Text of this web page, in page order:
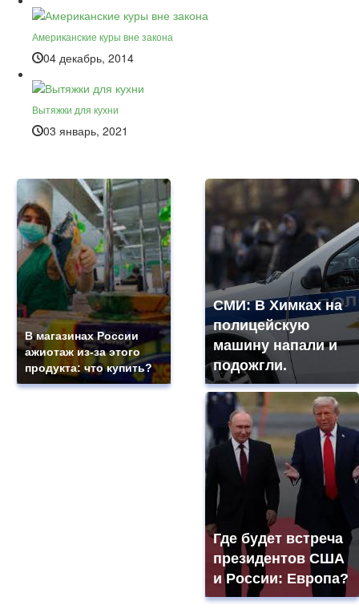
Американские куры вне закона
04 декабрь, 2014
Вытяжки для кухни
03 январь, 2021
В магазинах России
ажиотаж из-за этого
продукта: что купить?
СМИ: В Химках на
полицейскую
машину напали и
подожгли.
Где будет встреча
президентов США
и России: Европа?